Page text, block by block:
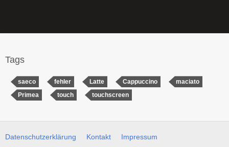
Tags
saeco fehler Latte Cappuccino
maciato
Primea
touch touchscreen
Datenschutzerklärung Kontakt Impressum